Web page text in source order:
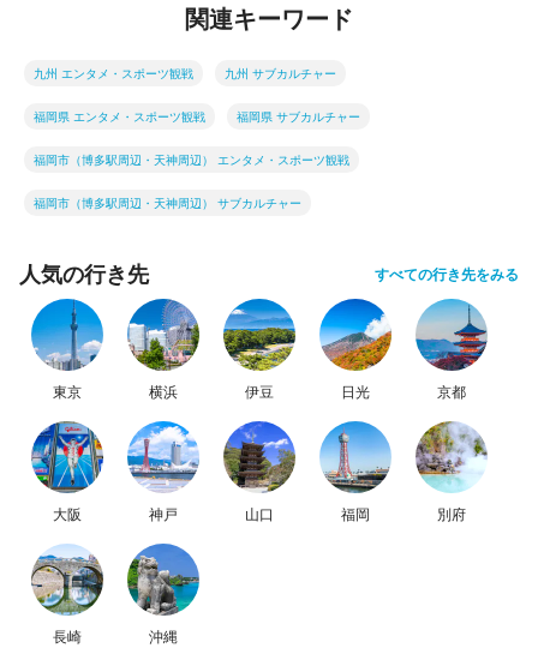
関連キーワード
九州 エンタメ・スポーツ観戦 九州 サブカルチャー
福岡県 エンタメ・スポーツ観戦 福岡県 サブカルチャー
福岡市（博多駅周辺・天神周辺） エンタメ・スポーツ観戦
福岡市（博多駅周辺・天神周辺） サブカルチャー
人気の行き先 すべての行き先をみる
東京 横浜 伊豆 日光 京都
大阪 神戸 山口 福岡 別府
長崎 沖縄